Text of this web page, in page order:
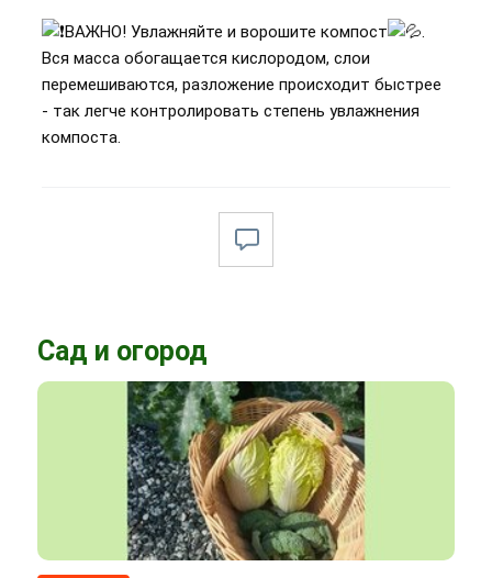
ВАЖНО! Увлажняйте и ворошите компост
Вся масса обогащается кислородом, слои
перемешиваются, разложение происходит быстрее
- так легче контролировать степень увлажнения
компоста.
Сад и огород